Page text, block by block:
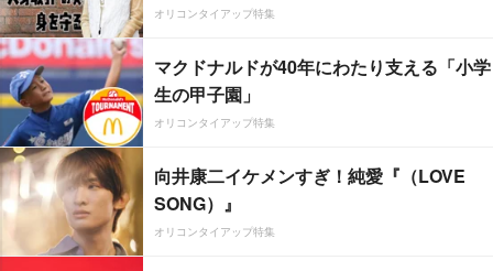
オリコンタイアップ特集
マクドナルドが40年にわたり支える「小学
生の甲子園」
オリコンタイアップ特集
向井康二イケメンすぎ！純愛『（LOVE
SONG）』
オリコンタイアップ特集